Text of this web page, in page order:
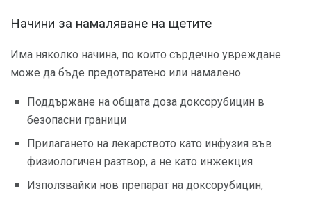
Начини за намаляване на щетите
Има няколко начина, по които сърдечно увреждане
може да бъде предотвратено или намалено
Поддържане на общата доза доксорубицин в
безопасни граници
Прилагането на лекарството като инфузия във
физиологичен разтвор, а не като инжекция
Използвайки нов препарат на доксорубицин,